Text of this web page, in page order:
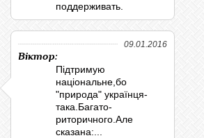
поддерживать.
09.01.2016
Віктор:
Підтримую
національне,бо
"природа" українця-
така.Багато-
риторичного.Але
сказана:...